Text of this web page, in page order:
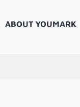
ABOUT YOUMARK